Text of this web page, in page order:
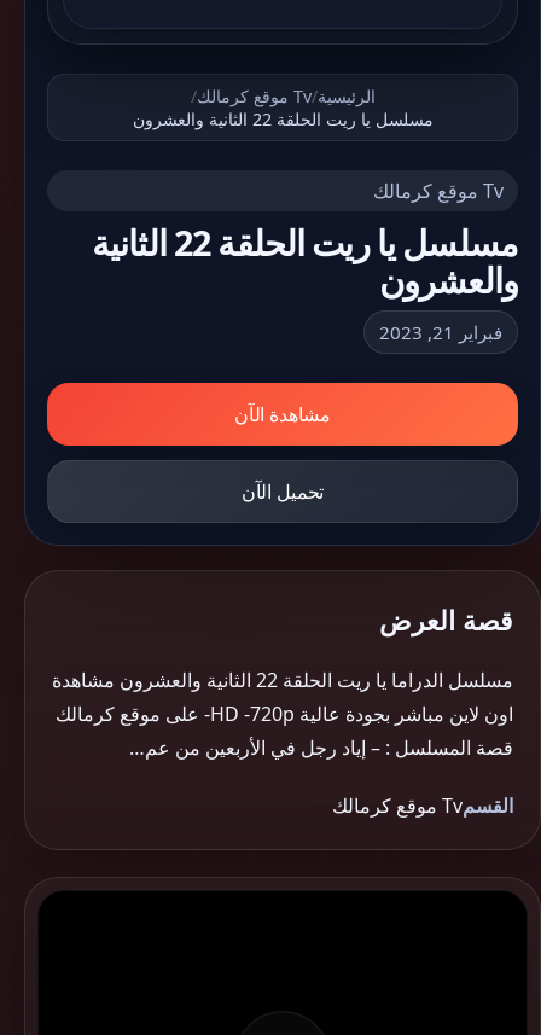
الرئيسية/Tv موقع كرمالك
/
مسلسل يا ريت الحلقة 22 الثانية والعشرون
Tv موقع كرمالك
مسلسل يا ريت الحلقة 22 الثانية
والعشرون
فبراير 21, 2023
مشاهدة الآن
تحميل الآن
قصة العرض
مسلسل الدراما يا ريت الحلقة 22 الثانية والعشرون مشاهدة
اون لاين مباشر بجودة عالية HD -720p- على موقع كرمالك
قصة المسلسل : – إياد رجل في الأربعين من عم…
القسمTv موقع كرمالك